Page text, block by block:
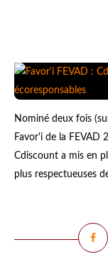
Nominé deux fois
Favor'i de la FEVAD
Cdiscount a mis en
plus respectueuses